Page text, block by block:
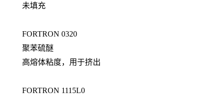
未填充
FORTRON 0320
聚苯硫醚
高熔体粘度，用于挤出
FORTRON 1115L0